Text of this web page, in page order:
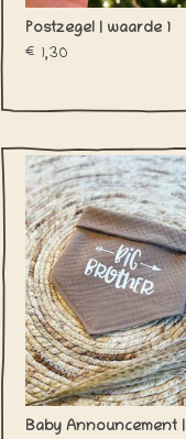
Postzegel | waarde 1
€1,30
Baby Announcement |